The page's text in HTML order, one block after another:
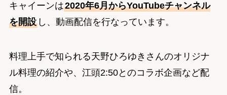
キャイーンは2020年6月からYouTubeチャンネル
を開設し、動画配信を行なっています。
料理上手で知られる天野ひろゆきさんのオリジナ
ル料理の紹介や、江頭2:50とのコラボ企画など配
信。